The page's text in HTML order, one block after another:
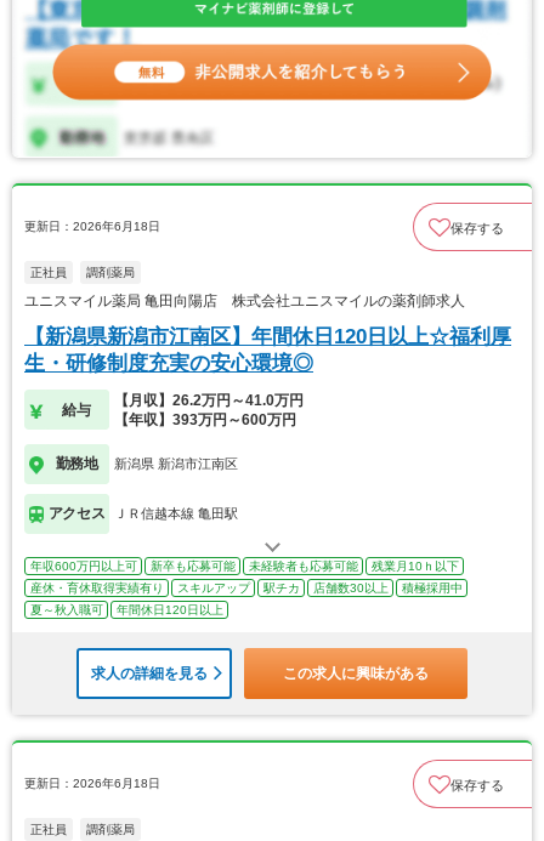
更新日：2026年6月18日 保存する
正社員 調剤薬局
ユニスマイル薬局 亀田向陽店 株式会社ユニスマイルの薬剤師求人
【新潟県新潟市江南区】年間休日120日以上☆福利厚
生・研修制度充実の安心環境◎
給与
【月収】26.2万円～41.0万円
【年収】393万円～600万円
勤務地 新潟県 新潟市江南区
アクセス ＪＲ信越本線 亀田駅
年収600万円以上可 新卒も応募可能 未経験者も応募可能
残業月10ｈ以下
産休・育休取得実績有り
スキルアップ 駅チカ 店舗数30以上
積極採用中
夏～秋入職可
年間休日120日以上
求人の詳細を見る この求人に興味がある
更新日：2026年6月18日 保存する
正社員 調剤薬局